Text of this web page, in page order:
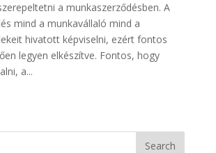
a munkaszerződésben. A
mind a munkavállaló mind a
hivatott képviselni, ezért fontos
legyen elkészítve. Fontos, hogy
a...